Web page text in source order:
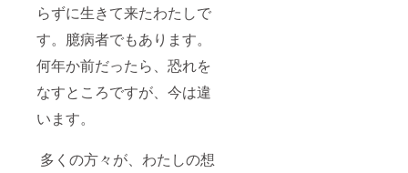
らずに生きて来たわたしで
す。臆病者でもあります。
何年か前だったら、恐れを
なすところですが、今は違
います。
多くの方々が、わたしの想